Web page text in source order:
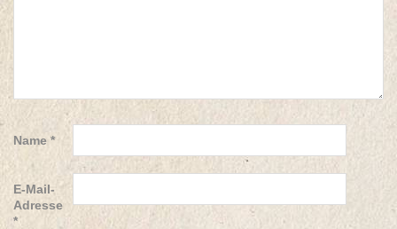
Name *
E-Mail-
Adresse
*